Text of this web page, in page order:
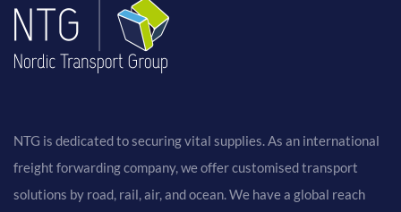
NTG is dedicated to securing vital supplies. As an international
freight forwarding company, we offer customised transport
solutions by road, rail, air, and ocean. We have a global reach